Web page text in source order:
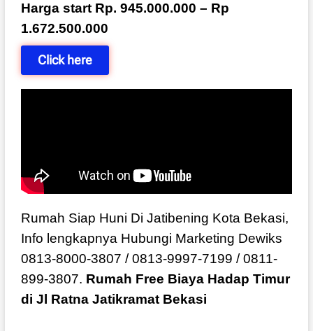
Harga start Rp. 945.000.000 – Rp
1.672.500.000
Click here
Rumah Siap Huni Di Jatibening Kota Bekasi,
Info lengkapnya Hubungi Marketing Dewiks
0813-8000-3807 / 0813-9997-7199 / 0811-
899-3807. Rumah Free Biaya Hadap Timur
di Jl Ratna Jatikramat Bekasi